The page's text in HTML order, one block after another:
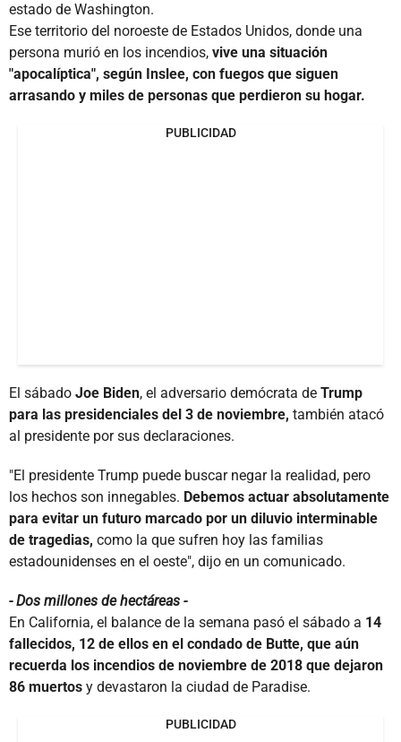
estado de Washington.
Ese territorio del noroeste de Estados Unidos, donde una
persona murió en los incendios, vive una situación
"apocalíptica", según Inslee, con fuegos que siguen
arrasando y miles de personas que perdieron su hogar.
PUBLICIDAD
El sábado Joe Biden, el adversario demócrata de Trump
para las presidenciales del 3 de noviembre, también atacó
al presidente por sus declaraciones.
"El presidente Trump puede buscar negar la realidad, pero
los hechos son innegables. Debemos actuar absolutamente
para evitar un futuro marcado por un diluvio interminable
de tragedias, como la que sufren hoy las familias
estadounidenses en el oeste", dijo en un comunicado.
- Dos millones de hectáreas -
En California, el balance de la semana pasó el sábado a 14
fallecidos, 12 de ellos en el condado de Butte, que aún
recuerda los incendios de noviembre de 2018 que dejaron
86 muertos y devastaron la ciudad de Paradise.
PUBLICIDAD